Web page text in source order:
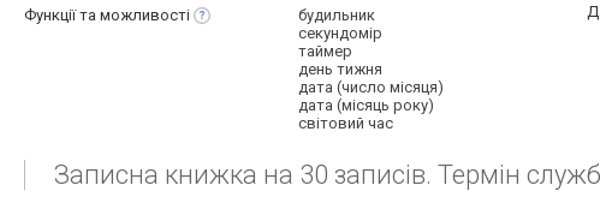
Функції та можливості
будильник
секундомір
таймер
день тижня
дата (число місяця)
дата (місяць року)
світовий час
Записна книжка на 30 записів. Термін